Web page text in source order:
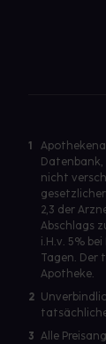
1
Datenbank,
nicht
gesetzlicher
2,3 der
Abschlags
i.H.v. 5%
Tagen. Der
Apotheke.
2
3 Alle